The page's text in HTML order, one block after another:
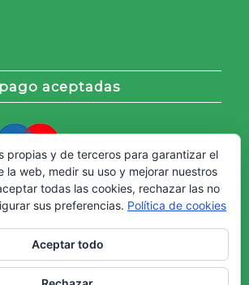
aceptadas
propias y de terceros para garantizar el
la web, medir su uso y mejorar nuestros
todas las cookies, rechazar las no
sus preferencias. Política de cookies
Aceptar todo